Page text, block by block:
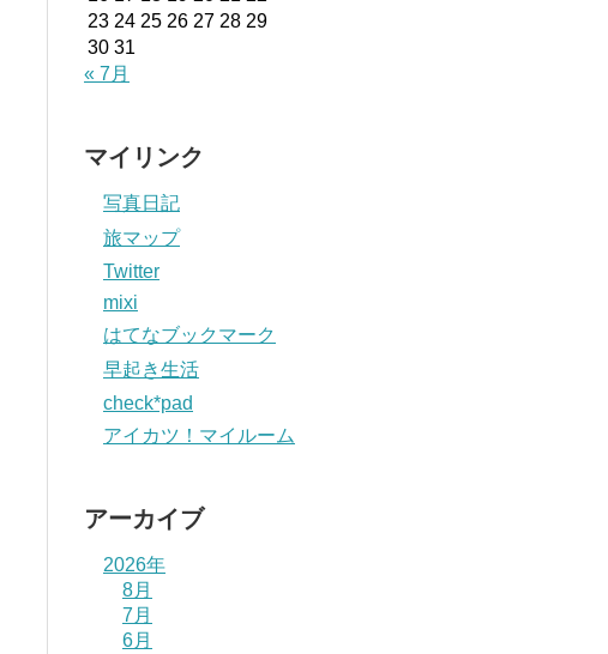
23 24 25 26 27 28 29
30 31
« 7月
マイリンク
写真日記
旅マップ
Twitter
mixi
はてなブックマーク
早起き生活
check*pad
アイカツ！マイルーム
アーカイブ
2026年
8月
7月
6月